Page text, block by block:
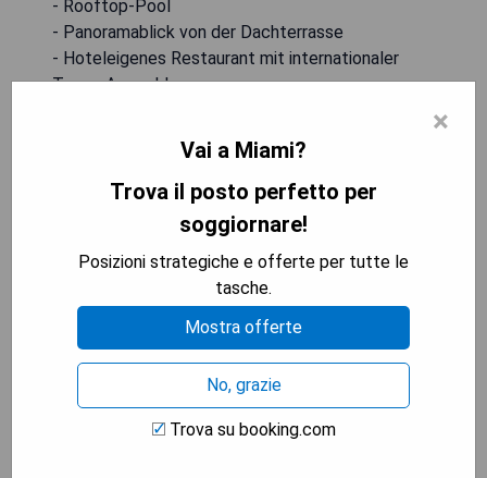
- Rooftop-Pool
- Panoramablick von der Dachterrasse
- Hoteleigenes Restaurant mit internationaler
Tapas-Auswahl
VERIFICA LA DISPONIBILITÀ
The Savoy Hotel & Beach Club
×
Vai a Miami?
Trova il posto perfetto per
soggiornare!
Posizioni strategiche e offerte per tutte le
tasche.
Mostra offerte
No, grazie
Trova su booking.com